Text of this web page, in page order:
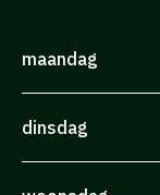
maandag
dinsdag